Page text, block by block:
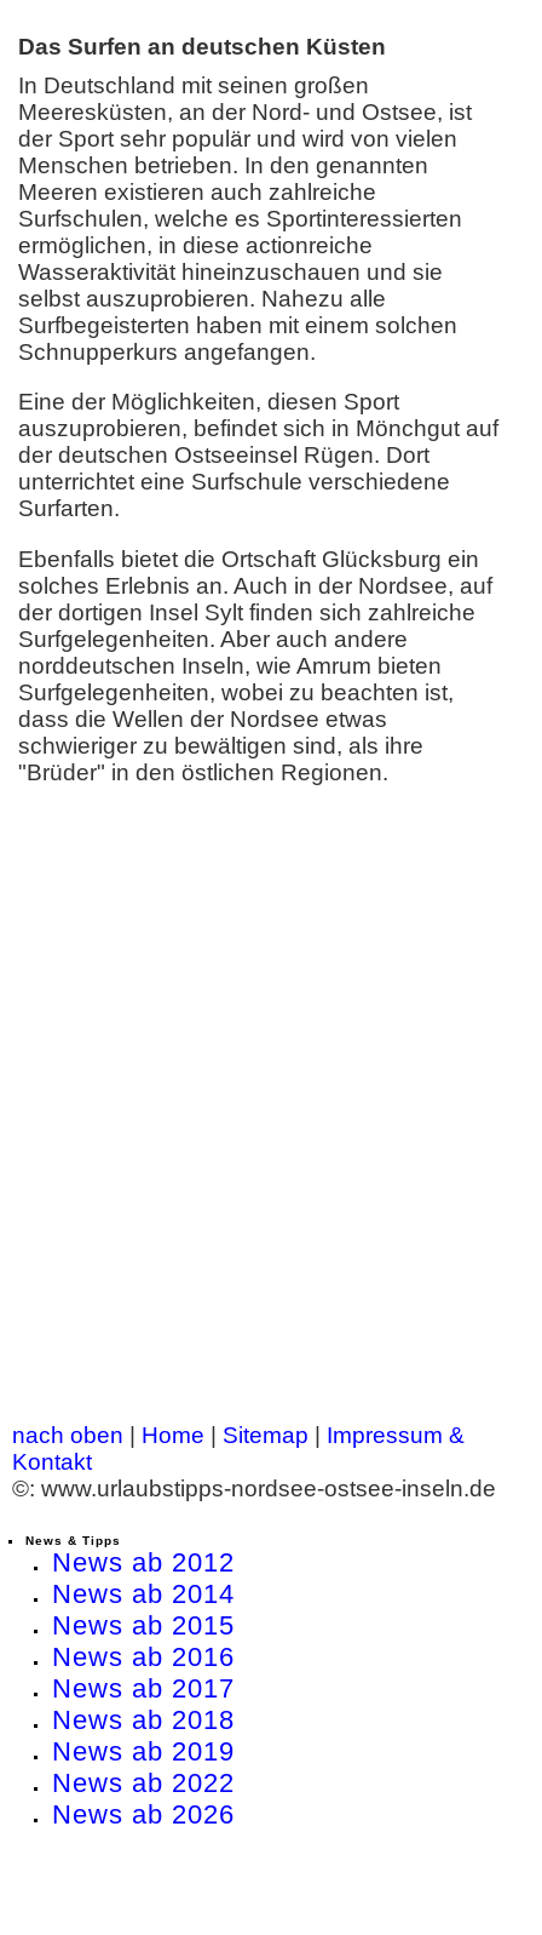
Das Surfen an deutschen Küsten
In Deutschland mit seinen großen
Meeresküsten, an der Nord- und Ostsee, ist
der Sport sehr populär und wird von vielen
Menschen betrieben. In den genannten
Meeren existieren auch zahlreiche
Surfschulen, welche es Sportinteressierten
ermöglichen, in diese actionreiche
Wasseraktivität hineinzuschauen und sie
selbst auszuprobieren. Nahezu alle
Surfbegeisterten haben mit einem solchen
Schnupperkurs angefangen.
Eine der Möglichkeiten, diesen Sport
auszuprobieren, befindet sich in Mönchgut auf
der deutschen Ostseeinsel Rügen. Dort
unterrichtet eine Surfschule verschiedene
Surfarten.
Ebenfalls bietet die Ortschaft Glücksburg ein
solches Erlebnis an. Auch in der Nordsee, auf
der dortigen Insel Sylt finden sich zahlreiche
Surfgelegenheiten. Aber auch andere
norddeutschen Inseln, wie Amrum bieten
Surfgelegenheiten, wobei zu beachten ist,
dass die Wellen der Nordsee etwas
schwieriger zu bewältigen sind, als ihre
"Brüder" in den östlichen Regionen.
nach oben | Home | Sitemap | Impressum &
Kontakt
©: www.urlaubstipps-nordsee-ostsee-inseln.de
News & Tipps
News ab 2012
News ab 2014
News ab 2015
News ab 2016
News ab 2017
News ab 2018
News ab 2019
News ab 2022
News ab 2026